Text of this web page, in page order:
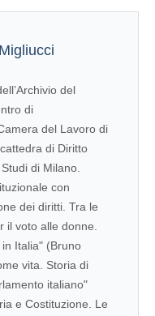
del
di
del Lavoro di
di Diritto
di Milano.
con
dei diritti. Tra le
il voto alle donne.
Italia" (Bruno
vita. Storia di
italiano"
e Costituzione. Le